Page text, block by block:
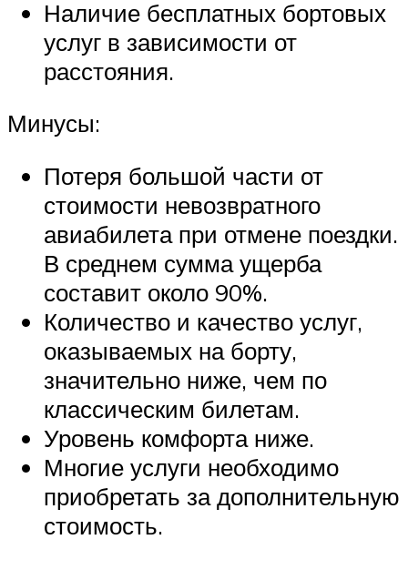
Наличие бесплатных бортовых
услуг в зависимости от
расстояния.
Минусы:
Потеря большой части от
стоимости невозвратного
авиабилета при отмене поездки.
В среднем сумма ущерба
составит около 90%.
Количество и качество услуг,
оказываемых на борту,
значительно ниже, чем по
классическим билетам.
Уровень комфорта ниже.
Многие услуги необходимо
приобретать за дополнительную
стоимость.